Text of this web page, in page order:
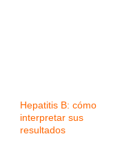
Hepatitis B: cómo
interpretar sus
resultados